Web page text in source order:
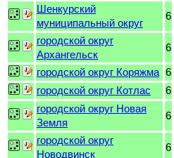
Шенкурский
муниципальный округ
6
городской округ
Архангельск
6
городской округ Коряжма 6
городской округ Котлас
6
городской округ Новая
Земля
6
городской округ
Новодвинск
6